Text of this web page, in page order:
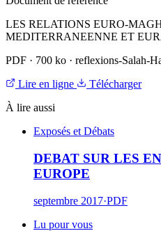
LES RELATIONS EURO-
MEDITERRANEENNE ET
PDF · 700 ko · reflexions-Salah-
Lire en ligne
Télécharger
À lire aussi
Exposés et Débats
DEBAT SUR LES
EUROPE
septembre 2017·PDF
Lu pour vous